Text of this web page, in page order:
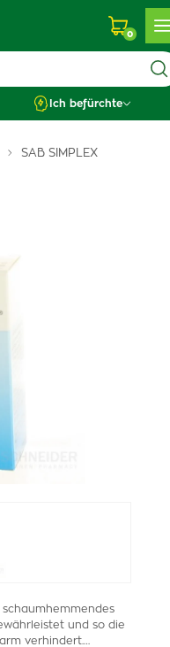
0
Ich befürchte
SAB SIMPLEX
schaumhemmendes
und so die
verhindert.…